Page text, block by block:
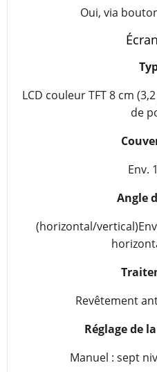
Oui, via
LCD couleur TFT 8 cm
de
Env.
Angle
(horizontal/
Revêtement
Réglage de
Manuel : sept